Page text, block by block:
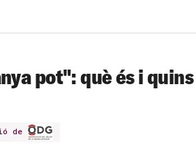
pot": què és i
de